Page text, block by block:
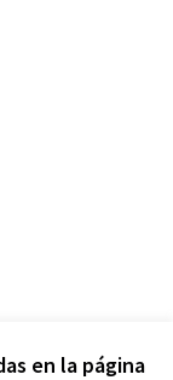
en la página